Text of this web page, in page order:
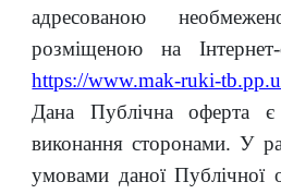
адресованою
розміщеною на
https://www.mak-ruki-
Дана Публічна оферта
виконання сторонами. У
умовами даної Публічної